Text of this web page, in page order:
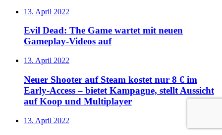
13. April 2022
Evil Dead: The Game wartet mit neuen
Gameplay-Videos auf
13. April 2022
Neuer Shooter auf Steam kostet nur 8 € im
Early-Access – bietet Kampagne, stellt Aussicht
auf Koop und Multiplayer
13. April 2022